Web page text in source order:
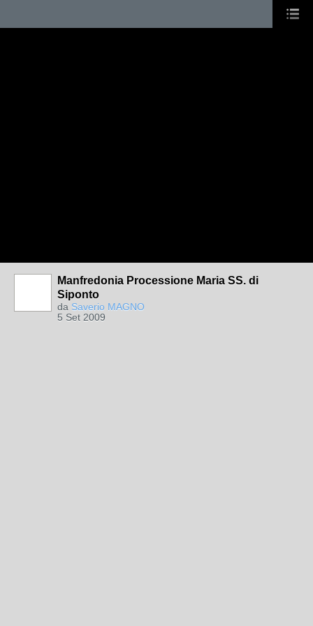
Manfredonia Processione Maria SS. di
Siponto
da Saverio MAGNO
5 Set 2009